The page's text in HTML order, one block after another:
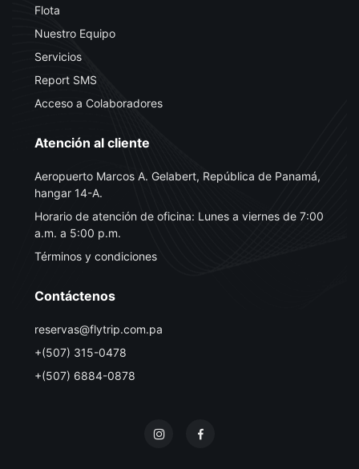
Flota
Nuestro Equipo
Servicios
Report SMS
Acceso a Colaboradores
Atención al cliente
Aeropuerto Marcos A. Gelabert, República de Panamá,
hangar 14-A.
Horario de atención de oficina: Lunes a viernes de 7:00
a.m. a 5:00 p.m.
Términos y condiciones
Contáctenos
reservas@flytrip.com.pa
+(507) 315-0478
+(507) 6884-0878